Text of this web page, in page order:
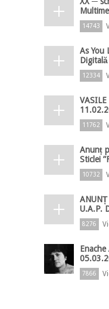
14743
As You
12334
11762
Anunț
Sticlei
10732
U.A.P.
8276
7866